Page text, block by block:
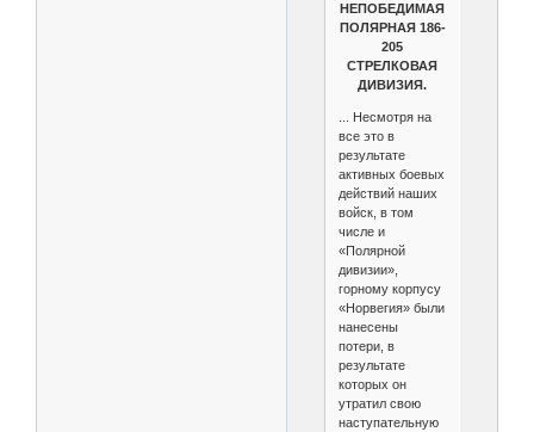
НЕПОБЕДИМАЯ
ПОЛЯРНАЯ 186-
205
СТРЕЛКОВАЯ
ДИВИЗИЯ.
... Несмотря на
все это в
результате
активных боевых
действий наших
войск, в том
числе и
«Полярной
дивизии»,
горному корпусу
«Норвегия» были
нанесены
потери, в
результате
которых он
утратил свою
наступательную